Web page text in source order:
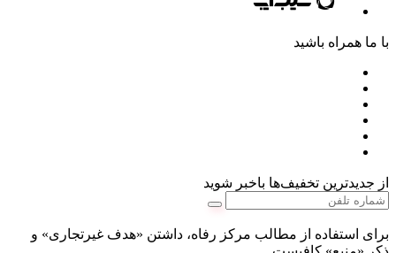
با ما همراه باشید
از جدیدترین تخفیف‌ها باخبر شوید
برای استفاده از مطالب مرکز رفاه، داشتن «هدف غیرتجاری» و